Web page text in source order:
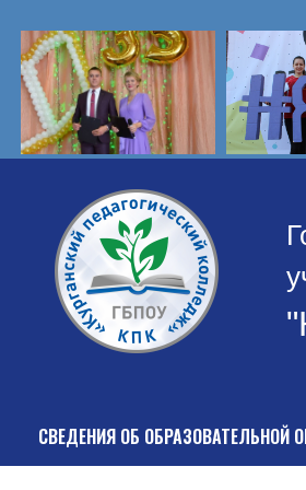
СВЕДЕНИЯ ОБ ОБРАЗОВАТЕЛЬНОЙ